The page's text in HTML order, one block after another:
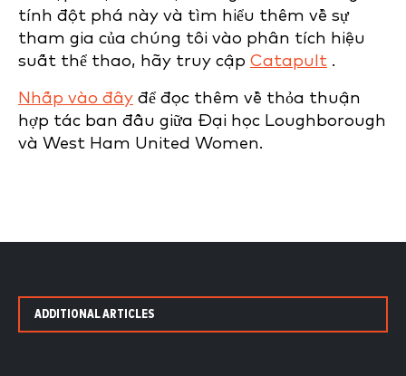
tính đột phá này và tìm hiểu thêm về sự
tham gia của chúng tôi vào phân tích hiệu
suất thể thao, hãy truy cập Catapult .
Nhấp vào đây để đọc thêm về thỏa thuận
hợp tác ban đầu giữa Đại học Loughborough
và West Ham United Women.
ADDITIONAL ARTICLES